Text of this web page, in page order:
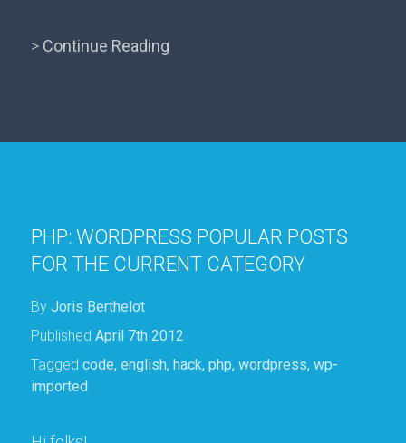
> Continue Reading
PHP: WORDPRESS POPULAR POSTS
FOR THE CURRENT CATEGORY
By Joris Berthelot
Published April 7th 2012
Tagged code, english, hack, php, wordpress, wp-
imported